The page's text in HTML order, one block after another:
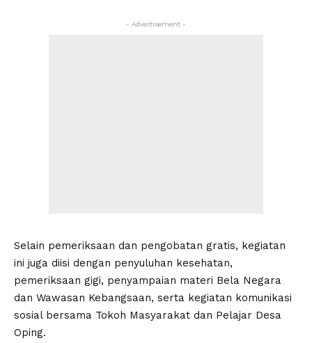
- Advertisement -
Selain pemeriksaan dan pengobatan gratis, kegiatan
ini juga diisi dengan penyuluhan kesehatan,
pemeriksaan gigi, penyampaian materi Bela Negara
dan Wawasan Kebangsaan, serta kegiatan komunikasi
sosial bersama Tokoh Masyarakat dan Pelajar Desa
Oping.